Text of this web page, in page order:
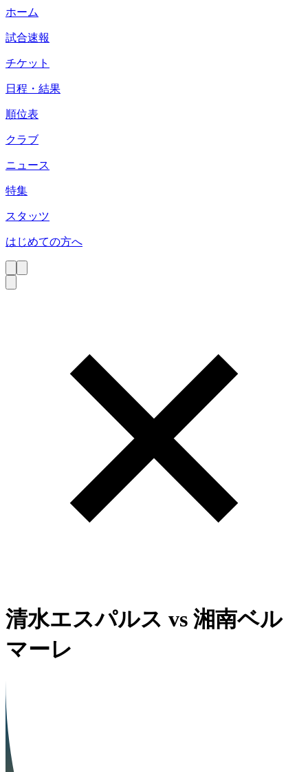
ホーム
試合速報
チケット
日程・結果
順位表
クラブ
ニュース
特集
スタッツ
はじめての方へ
清水エスパルス vs 湘南ベル
マーレ